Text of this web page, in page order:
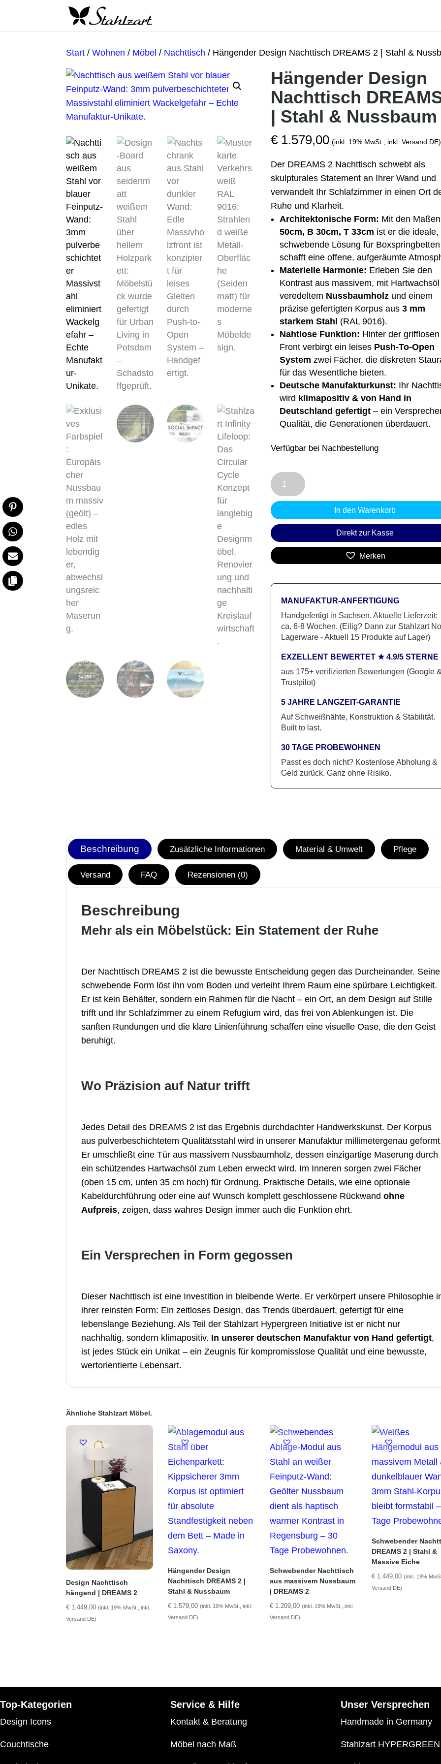
Start /Wohnen / Möbel / Nachttisch / Hängender Design Nachttisch DREAMS 2 | Stahl &
Hängender Design
Nachttisch
| Stahl & Nussbaum
€1.579,00 (inkl. 19% MwSt., inkl. Versand DE)
Der DREAMS 2 Nachttisch schwebt als
skulpturales Statement an Ihrer Wand und
verwandelt Ihr Schlafzimmer in einen Ort
Ruhe und Klarheit.
Architektonische Form: Mit den
50cm, B 30cm, T 33cm ist er die ideale,
schwebende Lösung für
schafft eine offene, aufgeräumte
Materielle Harmonie: Erleben Sie den
Kontrast aus massivem, mit Hartwachsöl
veredeltem Nussbaumholzund einem
präzise gefertigten Korpus aus 3 mm
starkem Stahl (RAL 9016).
Nahtlose Funktion: Hinter der grifflosen
Front verbirgt ein leises Push-To-Open
System zwei Fächer, die diskreten
für das Wesentliche bieten.
Deutsche Manufakturkunst: Ihr
wird klimapositiv & von Hand in
Deutschland gefertigt– ein
Qualität, die Generationen überdauert.
Verfügbar bei Nachbestellung
Hängender
Design
Nachttisch
DREAMS
2
Stahl
Nussbaum
Menge
In den Warenkorb
Direkt zur Kasse
Merken
MANUFAKTUR-ANFERTIGUNG
Handgefertigt in Sachsen. Aktuelle Lieferzeit:
ca. 6-8 Wochen. (Eilig? Dann zur Stahlzart
Lagerware - Aktuell 15 Produkte auf Lager)
EXZELLENT BEWERTET ★ 4.9/5 STERNE
aus 175+ verifizierten Bewertungen (Google
Trustpilot)
5 JAHRE LANGZEIT-GARANTIE
Auf Schweißnähte, Konstruktion & Stabilität.
Built to last.
30 TAGE PROBEWOHNEN
Passt es doch nicht? Kostenlose Abholung &
Geld zurück. Ganz ohne Risiko.
Beschreibung Zusätzliche Informationen Material & Umwelt Pflege
Versand FAQ Rezensionen (0)
Beschreibung
Mehr als ein Möbelstück: Ein Statement der Ruhe
Der Nachttisch DREAMS 2 ist die bewusste Entscheidung gegen das Durcheinander. Seine
schwebende Form löst ihn vom Boden und verleiht Ihrem Raum eine spürbare Leichtigkeit.
Er ist kein Behälter, sondern ein Rahmen für die Nacht – ein Ort, an dem Design auf Stille
trifft und Ihr Schlafzimmer zu einem Refugium wird, das frei von Ablenkungen ist. Die
sanften Rundungen und die klare Linienführung schaffen eine visuelle Oase, die den Geist
beruhigt.
Wo Präzision auf Natur trifft
Jedes Detail des DREAMS 2 ist das Ergebnis durchdachter Handwerkskunst. Der Korpus
aus pulverbeschichtetem Qualitätsstahl wird in unserer Manufaktur millimetergenau
Er umschließt eine Tür aus massivem Nussbaumholz, dessen einzigartige Maserung durch
ein schützendes Hartwachsöl zum Leben erweckt wird. Im Inneren sorgen zwei Fächer
(oben 15 cm, unten 35 cm hoch) für Ordnung. Praktische Details, wie eine optionale
Kabeldurchführung oder eine auf Wunsch komplett geschlossene Rückwandohne
Aufpreis, zeigen, dass wahres Design immer auch die Funktion ehrt.
Ein Versprechen in Form gegossen
Dieser Nachttisch ist eine Investition in bleibende Werte. Er verkörpert unsere Philosophie
ihrer reinsten Form: Ein zeitloses Design, das Trends überdauert, gefertigt für eine
lebenslange Beziehung. Als Teil der Stahlzart Hypergreen Initiative ist er nicht nur
nachhaltig, sondern klimapositiv. In unserer deutschen Manufaktur von Hand gefertigt,
ist jedes Stück ein Unikat – ein Zeugnis für kompromisslose Qualität und eine bewusste,
wertorientierte Lebensart.
Ähnliche Stahlzart Möbel.
Design Nachttisch
hängend | DREAMS 2
€ 1.449,00 (inkl. 19% MwSt., inkl.
Versand DE)
Hängender Design
Nachttisch DREAMS 2 |
Stahl & Nussbaum
€ 1.579,00 (inkl. 19% MwSt., inkl.
Versand DE)
Schwebender Nachttisch
aus massivem Nussbaum
| DREAMS 2
€1.209,00 (inkl. 19% MwSt., inkl.
Versand DE)
Schwebender
DREAMS 2 | Stahl &
Massive Eiche
€1.449,00 (inkl. 19%
Versand DE)
Top-Kategorien
Design Icons
Couchtische
Service & Hilfe
Kontakt & Beratung
Möbel nach Maß
Unser Versprechen
Handmade in Germany
Stahlzart HYPERGREEN